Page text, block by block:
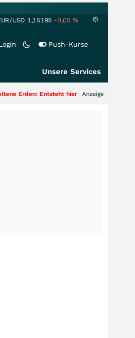
USD 1,15195 -0,05 %
Push-Kurse
Unsere Services
Entsteht hier die nächste Milliardenstory?
Anzeige